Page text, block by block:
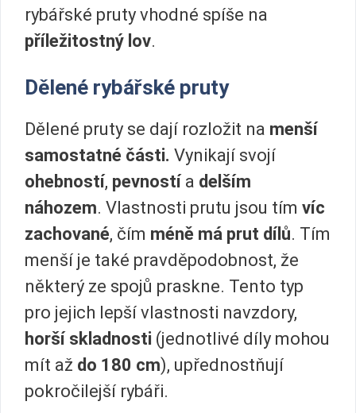
rybářské pruty vhodné spíše na
příležitostný lov.
Dělené rybářské pruty
Dělené pruty se dají rozložit na menší
samostatné části. Vynikají svojí
ohebností, pevností a delším
náhozem. Vlastnosti prutu jsou tím víc
zachované, čím méně má prut dílů. Tím
menší je také pravděpodobnost, že
některý ze spojů praskne. Tento typ
pro jejich lepší vlastnosti navzdory,
horší skladnosti (jednotlivé díly mohou
mít až do 180 cm), upřednostňují
pokročilejší rybáři.